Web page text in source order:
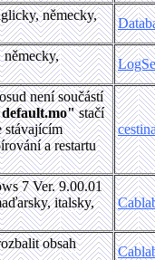
německy,
není součástí
stačí
stávajícím
a restartu
7 Ver. 9.00.01
italsky,
obsah